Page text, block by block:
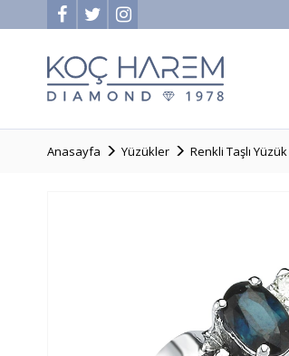
Anasayfa Yüzükler Renkli Taşlı Yüzük